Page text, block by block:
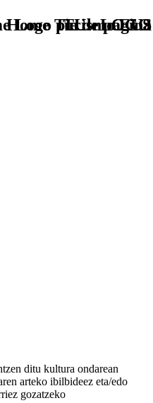
TU - LOGO
ditu kultura ondarean
arteko ibilbideez eta/edo
gozatzeko
Logo pie de página
Home Turismo EUS